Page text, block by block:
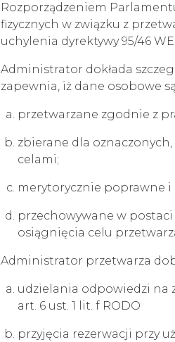
Rozporządzeniem
fizycznych w związku z
uchylenia dyrektywy 95/46 WE.
Administrator dokłada
zapewnia, iż dane osobowe
przetwarzane zgodnie z
zbierane dla
celami;
merytorycznie poprawne i
przechowywane w
osiągnięcia celu
Administrator przetwarza
udzielania odpowiedzi na
art. 6 ust. 1 lit. f RODO
przyjęcia rezerwacji przy